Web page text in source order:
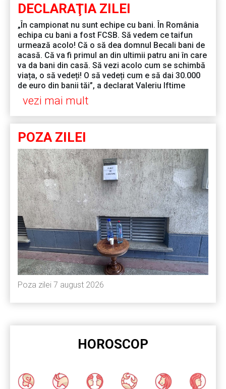
DECLARAŢIA ZILEI
„În campionat nu sunt echipe cu bani. În România
echipa cu bani a fost FCSB. Să vedem ce taifun
urmează acolo! Că o să dea domnul Becali bani de
acasă. Că va fi primul an din ultimii patru ani în care
va da bani din casă. Să vezi acolo cum se schimbă
viața, o să vedeți! O să vedeți cum e să dai 30.000
de euro din banii tăi”, a declarat Valeriu Iftime
vezi mai mult
POZA ZILEI
Poza zilei 7 august 2026
HOROSCOP